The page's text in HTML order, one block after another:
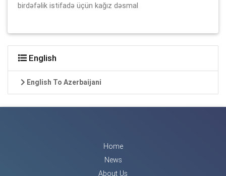
birdəfəlik istifadə üçün kağız dəsmal
English
English To Azerbaijani
Home
News
About Us